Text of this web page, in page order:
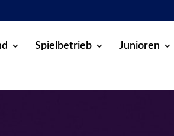
Spielbetrieb Junioren